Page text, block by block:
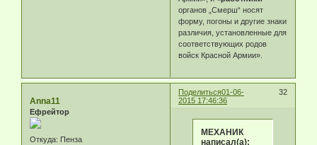
органов „Смерш“ носят
форму, погоны и другие знаки
различия, установленные для
соответствующих родов
войск Красной Армии».
Поделиться 32
01-06-
2015 17:46:36
Anna11
Ефрейтор
Откуда: Пенза
МЕХАНИК
написал(а):